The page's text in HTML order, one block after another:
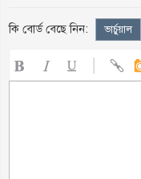
কি বোর্ড বেছে নিন: ভার্চুয়াল